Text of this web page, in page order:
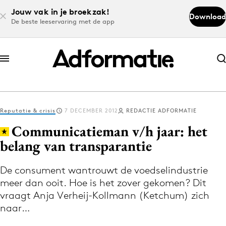
Jouw vak in je broekzak!
De beste leeservaring met de app
Download
Abonneer nu
Abonneer nu
Log in
Download de app
Volg het laatste nieuws via de Adformatie
Nieuws app
Reputatie & crisis 7 DECEMBER 2012 REDACTIE ADFORMATIE
Communicatieman v/h jaar: het
belang van transparantie
De consument wantrouwt de voedselindustrie
meer dan ooit. Hoe is het zover gekomen? Dit
vraagt Anja Verheij-Kollmann (Ketchum) zich
naar…